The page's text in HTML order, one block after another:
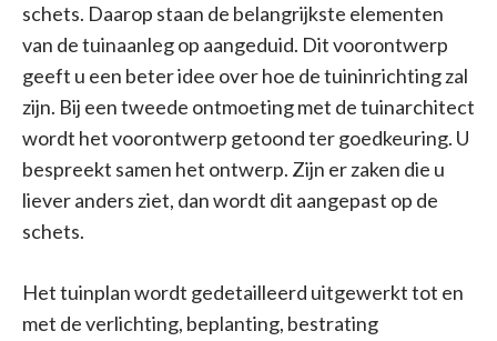
schets. Daarop staan de belangrijkste elementen
van de tuinaanleg op aangeduid. Dit voorontwerp
geeft u een beter idee over hoe de tuininrichting zal
zijn. Bij een tweede ontmoeting met de tuinarchitect
wordt het voorontwerp getoond ter goedkeuring. U
bespreekt samen het ontwerp. Zijn er zaken die u
liever anders ziet, dan wordt dit aangepast op de
schets.
Het tuinplan wordt gedetailleerd uitgewerkt tot en
met de verlichting, beplanting, bestrating